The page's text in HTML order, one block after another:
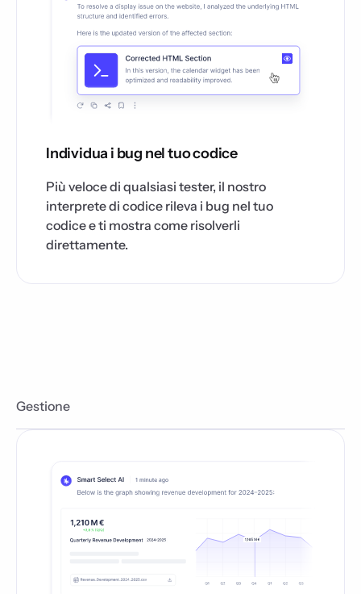
Individua i bug nel tuo codice
Più veloce di qualsiasi tester, il nostro
interprete di codice rileva i bug nel tuo
codice e ti mostra come risolverli
direttamente.
Gestione